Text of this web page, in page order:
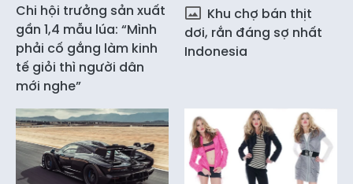
Chi hội trưởng sản xuất
gần 1,4 mẫu lúa: “Mình
phải cố gắng làm kinh
tế giỏi thì người dân
mới nghe”
Khu chợ bán thịt
dơi, rắn đáng sợ nhất
Indonesia